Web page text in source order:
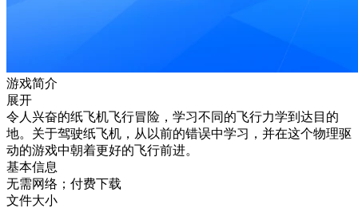
游戏简介
展开
令人兴奋的纸飞机飞行冒险，学习不同的飞行力学到达目的
地。关于驾驶纸飞机，从以前的错误中学习，并在这个物理驱
动的游戏中朝着更好的飞行前进。
基本信息
无需网络；付费下载
文件大小